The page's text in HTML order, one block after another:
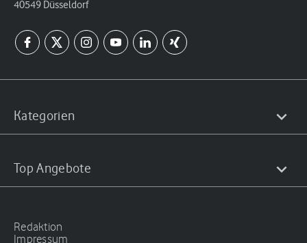
40549 Düsseldorf
Kategorien
Top Angebote
Redaktion
Impressum